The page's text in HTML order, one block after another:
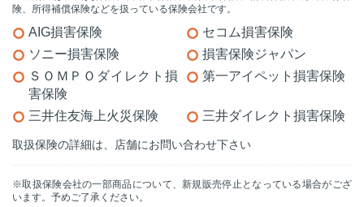
険、所得補償保険などを扱っている保険会社です。
AIG損害保険
セコム損害保険
ソニー損害保険
損害保険ジャパン
ＳＯＭＰＯダイレクト損
害保険
第一アイペット損害保険
三井住友海上火災保険 三井ダイレクト損害保険
取扱保険の詳細は、店舗にお問い合わせ下さい
※取扱保険会社の一部商品について、新規販売停止となっている場合がござ
います。予めご了承ください。